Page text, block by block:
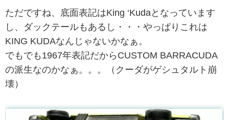
ただですね、底面表記はKing ‘Kudaとなっています
し、ダックテールもあるし・・・やっぱりこれは
KING KUDAなんじゃないかなぁ。
でもでも1967年表記だからCUSTOM BARRACUDA
の派生なのかなぁ。。。（クーダがゲシュタルト崩
壊）